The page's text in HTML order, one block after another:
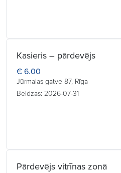
Kasieris – pārdevējs
€ 6.00
Jūrmalas gatve 87, Rīga
Beidzas: 2026-07-31
Pārdevējs vitrīnas zonā